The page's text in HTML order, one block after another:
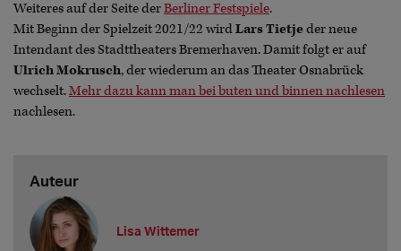
Weiteres auf der Seite derBerliner Festspiele.
Mit Beginn der Spielzeit 2021/22 wirdLars Tietjeder neue
Intendant des Stadttheaters Bremerhaven. Damit folgt er auf
Ulrich Mokrusch, der wiederum an das Theater Osnabrück
wechselt.Mehr dazu kann man bei buten und binnen nachlesen
nachlesen.
Auteur
Lisa Wittemer